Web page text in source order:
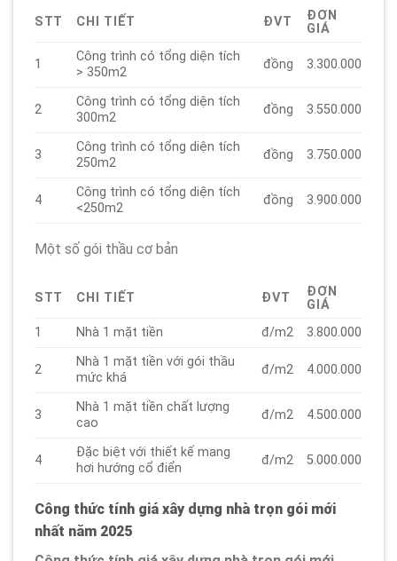
STT CHI TIẾT ĐVT
ĐƠN
GIÁ
1
Công trình có tổng diện tích
> 350m2
đồng 3.300.000
2
Công trình có tổng diện tích
300m2
đồng 3.550.000
3
Công trình có tổng diện tích
250m2
đồng 3.750.000
4
Công trình có tổng diện tích
<250m2
đồng 3.900.000
Một số gói thầu cơ bản
STT CHI TIẾT ĐVT
ĐƠN
GIÁ
1
Nhà 1 mặt tiền đ/m2 3.800.000
2
Nhà 1 mặt tiền với gói thầu
mức khá
đ/m2 4.000.000
3
Nhà 1 mặt tiền chất lượng
cao
đ/m2 4.500.000
4
Đặc biệt với thiết kế mang
hơi hướng cổ điển
đ/m2 5.000.000
Công thức tính giá xây dựng nhà trọn gói mới
nhất năm 2025